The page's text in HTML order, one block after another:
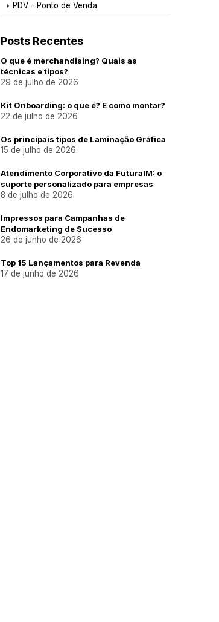
PDV - Ponto de Venda
Posts Recentes
O que é merchandising? Quais as
técnicas e tipos?
29 de julho de 2026
Kit Onboarding: o que é? E como montar?
22 de julho de 2026
Os principais tipos de Laminação Gráfica
15 de julho de 2026
Atendimento Corporativo da FuturaIM: o
suporte personalizado para empresas
8 de julho de 2026
Impressos para Campanhas de
Endomarketing de Sucesso
26 de junho de 2026
Top 15 Lançamentos para Revenda
17 de junho de 2026